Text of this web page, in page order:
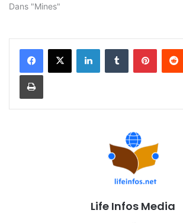
Dans "Mines"
Life Infos Media